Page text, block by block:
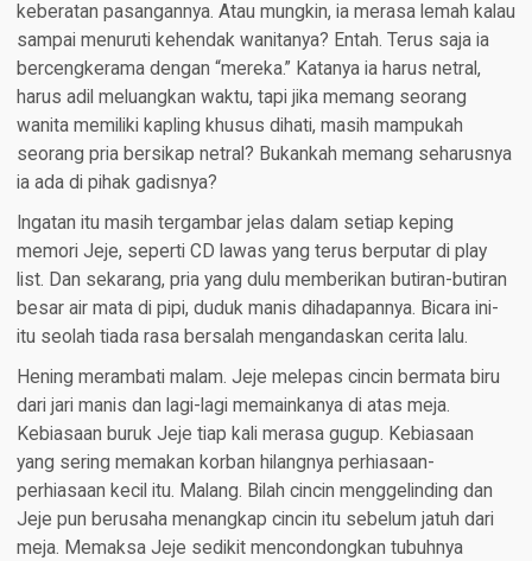
keberatan pasangannya. Atau mungkin, ia merasa lemah kalau
sampai menuruti kehendak wanitanya? Entah. Terus saja ia
bercengkerama dengan “mereka.” Katanya ia harus netral,
harus adil meluangkan waktu, tapi jika memang seorang
wanita memiliki kapling khusus dihati, masih mampukah
seorang pria bersikap netral? Bukankah memang seharusnya
ia ada di pihak gadisnya?
Ingatan itu masih tergambar jelas dalam setiap keping
memori Jeje, seperti CD lawas yang terus berputar di play
list. Dan sekarang, pria yang dulu memberikan butiran-butiran
besar air mata di pipi, duduk manis dihadapannya. Bicara ini-
itu seolah tiada rasa bersalah mengandaskan cerita lalu.
Hening merambati malam. Jeje melepas cincin bermata biru
dari jari manis dan lagi-lagi memainkanya di atas meja.
Kebiasaan buruk Jeje tiap kali merasa gugup. Kebiasaan
yang sering memakan korban hilangnya perhiasaan-
perhiasaan kecil itu. Malang. Bilah cincin menggelinding dan
Jeje pun berusaha menangkap cincin itu sebelum jatuh dari
meja. Memaksa Jeje sedikit mencondongkan tubuhnya